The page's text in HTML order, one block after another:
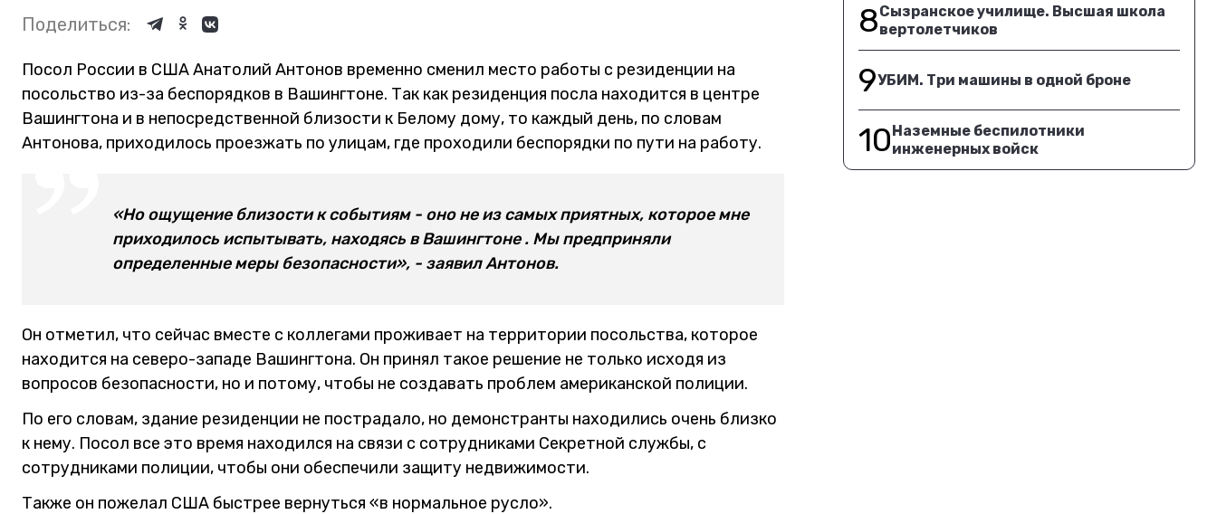
Поделиться:
Посол России в США Анатолий Антонов временно сменил место работы с резиденции на
посольство из-за беспорядков в Вашингтоне. Так как резиденция посла находится в центре
Вашингтона и в непосредственной близости к Белому дому, то каждый день, по словам
Антонова, приходилось проезжать по улицам, где проходили беспорядки по пути на работу.
«Но ощущение близости к событиям - оно не из самых приятных, которое мне
приходилось испытывать, находясь в Вашингтоне . Мы предприняли
определенные меры безопасности», - заявил Антонов.
Он отметил, что сейчас вместе с коллегами проживает на территории посольства, которое
находится на северо-западе Вашингтона. Он принял такое решение не только исходя из
вопросов безопасности, но и потому, чтобы не создавать проблем американской полиции.
По его словам, здание резиденции не пострадало, но демонстранты находились очень близко
к нему. Посол все это время находился на связи с сотрудниками Секретной службы, с
сотрудниками полиции, чтобы они обеспечили защиту недвижимости.
Также он пожелал США быстрее вернуться «в нормальное русло».
8Сызранское училище. Высшая школа
вертолетчиков
9УБИМ. Три машины в одной броне
10Наземные беспилотники
инженерных войск